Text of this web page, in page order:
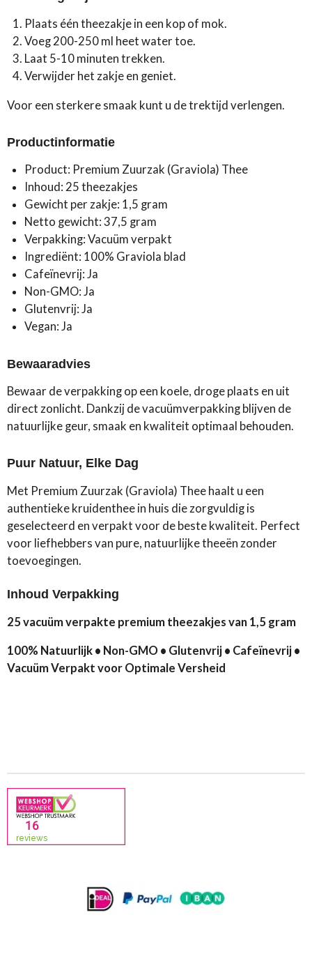
Plaats één theezakje in een kop of mok.
Voeg 200-250 ml heet water toe.
Laat 5-10 minuten trekken.
Verwijder het zakje en geniet.
Voor een sterkere smaak kunt u de trektijd verlengen.
Productinformatie
Product: Premium Zuurzak (Graviola) Thee
Inhoud: 25 theezakjes
Gewicht per zakje: 1,5 gram
Netto gewicht: 37,5 gram
Verpakking: Vacuüm verpakt
Ingrediënt: 100% Graviola blad
Cafeïnevrij: Ja
Non-GMO: Ja
Glutenvrij: Ja
Vegan: Ja
Bewaaradvies
Bewaar de verpakking op een koele, droge plaats en uit
direct zonlicht. Dankzij de vacuümverpakking blijven de
natuurlijke geur, smaak en kwaliteit optimaal behouden.
Puur Natuur, Elke Dag
Met Premium Zuurzak (Graviola) Thee haalt u een
authentieke kruidenthee in huis die zorgvuldig is
geselecteerd en verpakt voor de beste kwaliteit. Perfect
voor liefhebbers van pure, natuurlijke theeën zonder
toevoegingen.
Inhoud Verpakking
25 vacuüm verpakte premium theezakjes van 1,5 gram
100% Natuurlijk • Non-GMO • Glutenvrij • Cafeïnevrij •
Vacuüm Verpakt voor Optimale Versheid